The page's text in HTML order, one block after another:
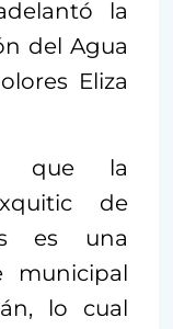
la
del Agua
Eliza
que la
de
es una
municipal
lo cual